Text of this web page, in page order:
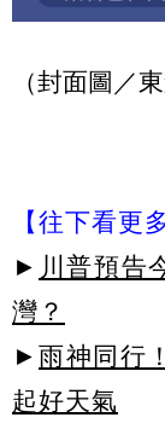
（封面圖／
【往下看更
► 川普預告
灣？
► 雨神同行
起好天氣